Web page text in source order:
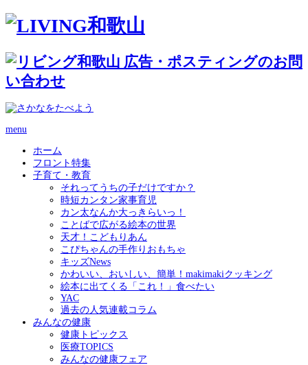
menu
ホーム
フロント特集
子育て・教育
それってうちの子だけですか？
時短カンタン家事育児
カン太なんか大っきらいっ！
ことばで広がる絵本の世界
天才！こどもりあん
こぴちゃんの手作りおもちゃ
キッズNews
かわいい、おいしい、簡単！makimakiクッキング
絵本に出てくる「これ！」食べたい
YAC
過去の人気連載コラム
みんなの健康
健康トピックス
医療TOPICS
みんなの健康フェア